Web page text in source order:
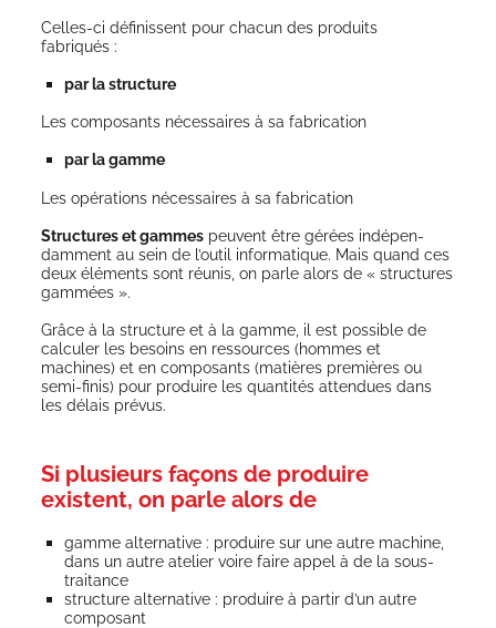
Celles-ci défi­nissent pour cha­cun des pro­duits
fabriqués :
par la structure
Les com­po­sants néces­saires à sa fabrication
par la gamme
Les opé­ra­tions néces­saires à sa fabrication
Struc­tures et gammespeuvent être gérées indé­pen­
dam­ment au sein de l’outil infor­ma­tique. Mais quand ces
deux élé­ments sont réunis, on parle alors de « struc­tures
gammées ».
Grâce à la struc­ture et à la gamme, il est pos­sible de
cal­cu­ler les besoins en res­sources (hommes et
machines) et en com­po­sants (matières pre­mières ou
semi-finis) pour pro­duire les quan­ti­tés atten­dues dans
les délais prévus.
Si plusieurs façons de produire
existent, on parle alors de
gamme alter­na­tive : pro­duire sur une autre machine,
dans un autre ate­lier voire faire appel à de la sous-
traitance
struc­ture alter­na­tive : pro­duire à par­tir d’un autre
composant